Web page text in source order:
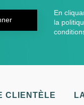
En
la
CLIENTÈLE